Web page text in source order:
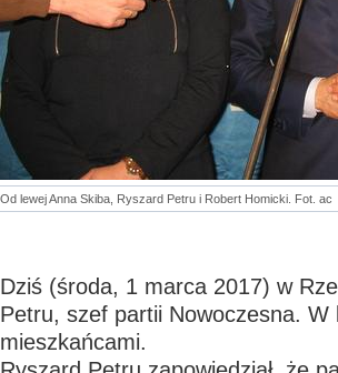
Od lewej Anna Skiba, Ryszard Petru i Robert Homicki. Fot. ac
Dziś (środa, 1 marca 2017) w
Petru, szef partii Nowoczesna.
mieszkańcami.